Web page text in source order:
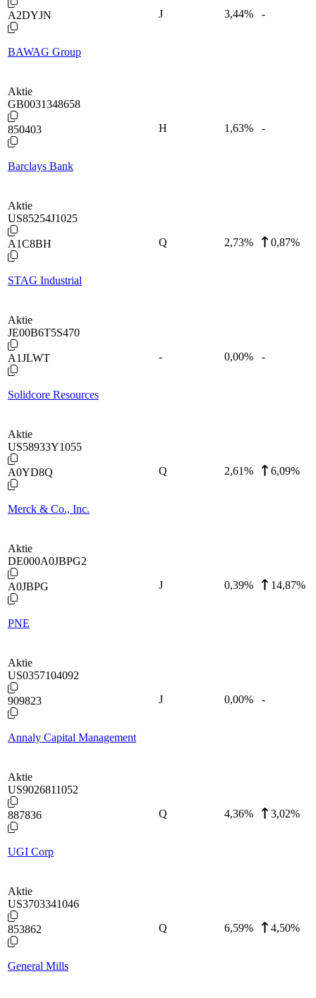
A2DYJN
BAWAG Group
J 3,44% -
Aktie
GB0031348658
850403
Barclays Bank
H 1,63% -
Aktie
US85254J1025
A1C8BH
STAG Industrial
Q 2,73% 0,87%
Aktie
JE00B6T5S470
A1JLWT
Solidcore Resources
- 0,00% -
Aktie
US58933Y1055
A0YD8Q
Merck & Co., Inc.
Q 2,61% 6,09%
Aktie
DE000A0JBPG2
A0JBPG
PNE
J 0,39% 14,87%
Aktie
US0357104092
909823
Annaly Capital Management
J 0,00% -
Aktie
US9026811052
887836
UGI Corp
Q 4,36% 3,02%
Aktie
US3703341046
853862
General Mills
Q 6,59% 4,50%